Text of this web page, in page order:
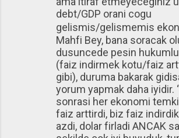
debt/GDP orani cogu
gelismis/gelismemis
Mahfi Bey, bana soracak
dusuncede pesin
(faiz indirmek kotu/faiz
gibi), duruma bakarak
yorum yapmak daha iyidir.
sonrasi her ekonomi
faiz arttirdi, biz faiz
azdi, dolar firladi ANCAK